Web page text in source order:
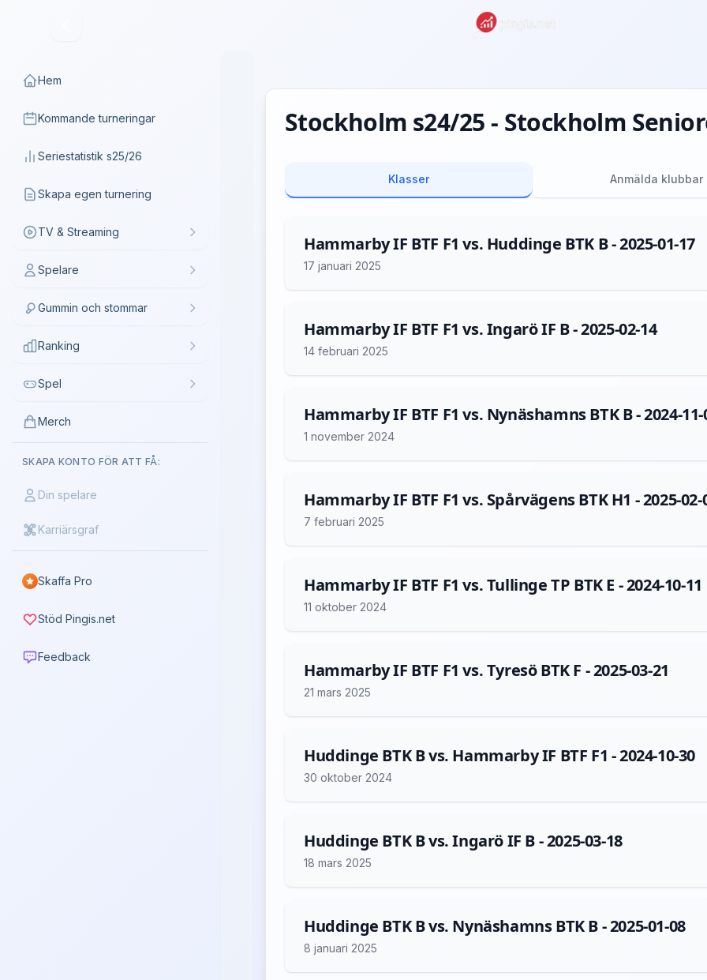
Hem
Kommande turneringar
Seriestatistik s25/26
Skapa egen turnering
TV & Streaming
Spelare
Gummin och stommar
Ranking
Spel
Merch
SKAPA KONTO FÖR ATT FÅ:
Din spelare
Karriärsgraf
Skaffa Pro
Stöd Pingis.net
Feedback
Stockholm s24/25 - Stockholm
Klasser Anmälda klubbar
Hammarby IF BTF F1 vs. Huddinge BTK B - 2025-01-17
17 januari 2025
Hammarby IF BTF F1 vs. Ingarö IF B - 2025-02-14
14 februari 2025
Hammarby IF BTF F1 vs. Nynäshamns BTK B - 2024-11-
1 november 2024
Hammarby IF BTF F1 vs. Spårvägens BTK H1 - 2025-02-
7 februari 2025
Hammarby IF BTF F1 vs. Tullinge TP BTK E - 2024-10-11
11 oktober 2024
Hammarby IF BTF F1 vs. Tyresö BTK F - 2025-03-21
21 mars 2025
Huddinge BTK B vs. Hammarby IF BTF F1 - 2024-10-30
30 oktober 2024
Huddinge BTK B vs. Ingarö IF B - 2025-03-18
18 mars 2025
Huddinge BTK B vs. Nynäshamns BTK B - 2025-01-08
8 januari 2025